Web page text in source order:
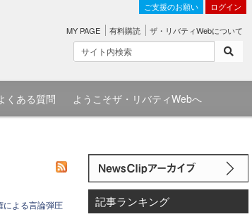
ご支援のお願い ログイン
MY PAGE 有料購読 ザ・リバティWebについて
くある質問 ようこそザ・リバティWebへ
による言論弾圧
記事ランキング